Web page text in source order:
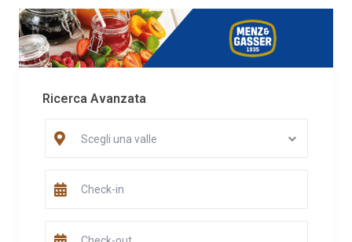
Ricerca Avanzata
Scegli una valle